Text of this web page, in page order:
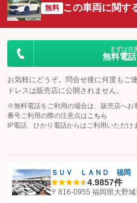
無料 この車両に関す
まずは在
無料電
お気軽にどうぞ。問合せ後に何度もご
ドレスは販売店に公開されません。
※無料電話をご利用の場合は、販売店へお
番号ご利用の際の注意点は こちら
IP電話、ひかり電話からはご利用いただけ
【STEP1】認証画面でグーネットを友
ＳＵＶ ＬＡＮＤ 福岡
4.9857件
〒816-0955 福岡県大野